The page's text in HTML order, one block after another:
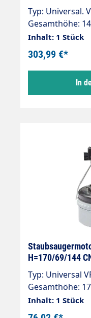
Typ: Universal.
Gesamthöhe:
Durchmesser:
Hz. Kabel
kugelgelagert
Isolierungsklasse "B"
Inhalt: 1 Stück
303,99 €*
In
H=170/69/144
Typ: Universal VPE =
Gesamthöhe:
Durchmesser:
Hz. Typ:
Inhalt: 1 Stück